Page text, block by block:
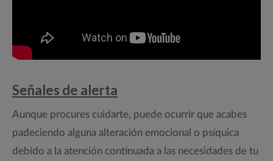
Señales de alerta
Aunque procures cuidarte, puede ocurrir que acabes
padeciendo alguna alteración emocional o psíquica
debido a la atención continuada a las necesidades de tu